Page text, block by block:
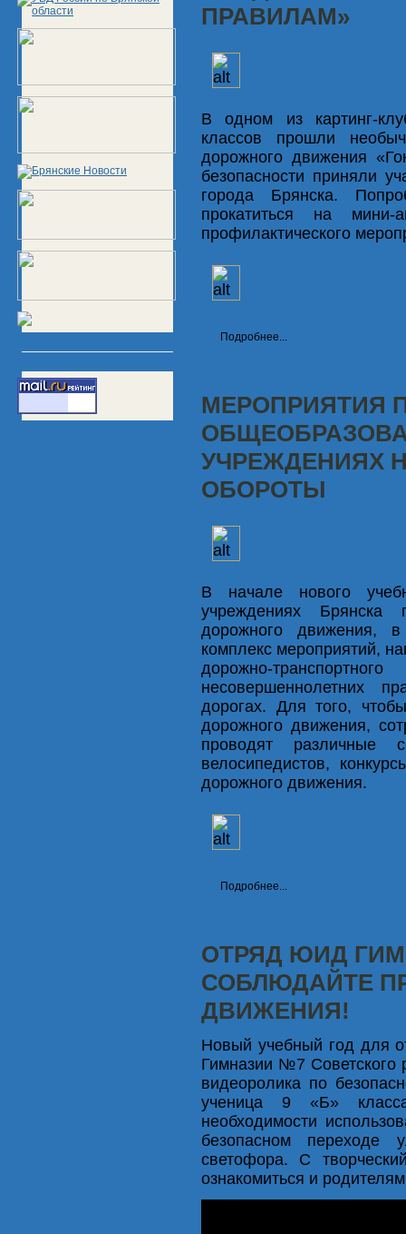
ПРАВИЛАМ»
В одном из картинг-
классов прошли
дорожного движения
безопасности приняли
города Брянска.
прокатиться на мини-
профилактического
Подробнее...
МЕРОПРИЯТИЯ
УЧРЕЖДЕНИЯХ
ОБОРОТЫ
В начале нового
учреждениях Брянска
дорожного движения,
комплекс мероприятий,
дорожно-
несовершеннолетних
дорогах. Для того,
дорожного движения,
проводят различные
велосипедистов,
дорожного движения.
Подробнее...
ОТРЯД ЮИД
СОБЛЮДАЙТЕ
ДВИЖЕНИЯ!
Новый учебный год для
Гимназии №7 Советского
видеоролика по
ученица 9 «Б»
необходимости
безопасном
светофора. С
ознакомиться и